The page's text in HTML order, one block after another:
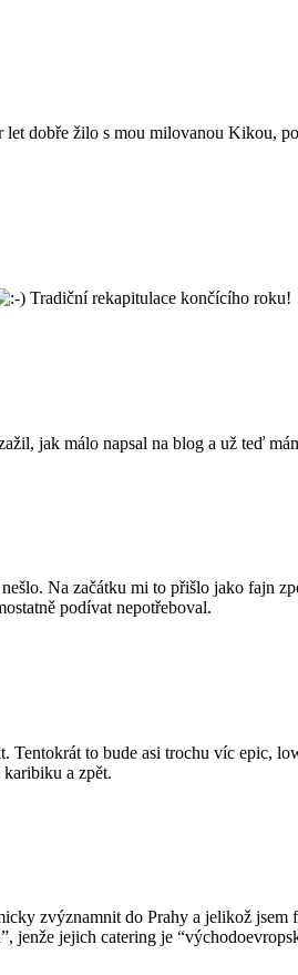
dobře žilo s mou milovanou Kikou,
Tradiční rekapitulace končícího roku!
jak málo napsal na blog a už teď
Na začátku mi to přišlo jako fajn
podívat nepotřeboval.
to bude asi trochu víc epic,
a zpět.
zvýznamnit do Prahy a jelikož
jenže jejich catering je